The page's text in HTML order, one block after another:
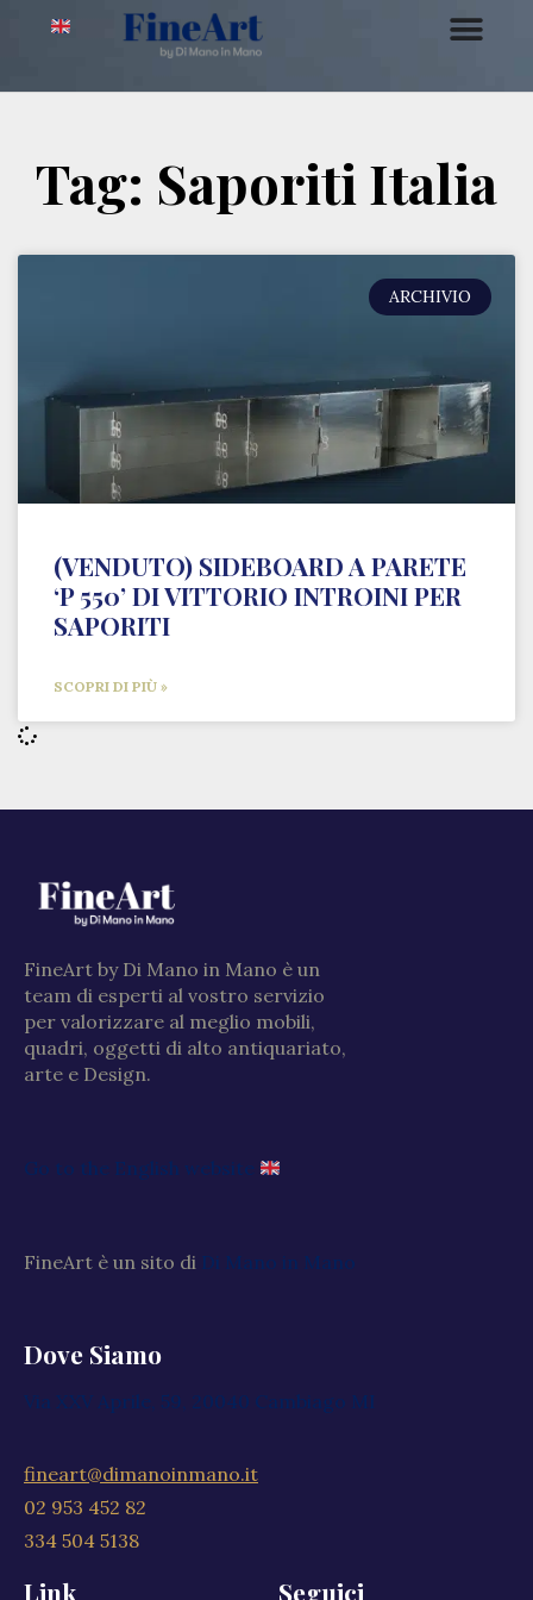
Tag: Saporiti Italia
ARCHIVIO
(VENDUTO) SIDEBOARD A PARETE
‘P 550’ DI VITTORIO INTROINI PER
SAPORITI
SCOPRI DI PIÙ »
FineArt by Di Mano in Mano è un
team di esperti al vostro servizio
per valorizzare al meglio mobili,
quadri, oggetti di alto antiquariato,
arte e Design.
Go to the English website
FineArt è un sito di Di Mano in Mano
Dove Siamo
Via XXV Aprile, 59, 20040 Cambiago MI
fineart@dimanoinmano.it
02 953 452 82
334 504 5138
Link Seguici